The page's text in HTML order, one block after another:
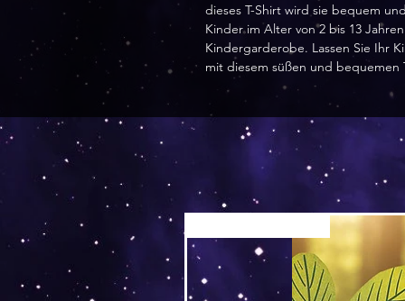
dieses T-Shirt wird sie bequem
Kinder im Alter von 2 bis 13
Kindergarderobe. Lassen Sie Ihr
mit diesem süßen und bequemen